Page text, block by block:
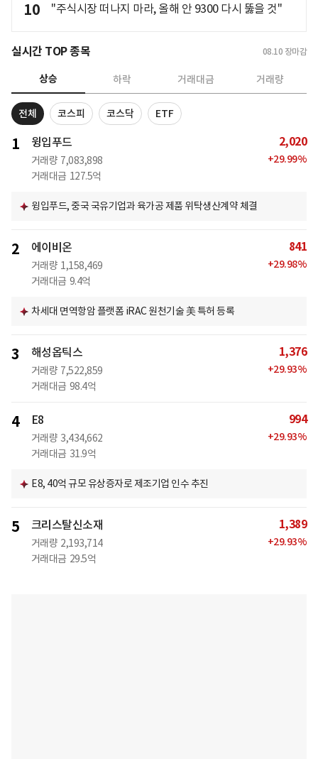
10 "주식시장 떠나지 마라, 올해 안 9300 다시 뚫을 것"
실시간 TOP 종목 08.10 장마감
상승 하락 거래대금 거래량
전체 코스피 코스닥 ETF
1 윙입푸드
거래량 7,083,898
거래대금 127.5억
2,020
+29.99%
윙입푸드, 중국 국유기업과 육가공 제품 위탁생산계약 체결
2 에이비온
거래량 1,158,469
거래대금 9.4억
841
+29.98%
차세대 면역항암 플랫폼 iRAC 원천기술 美 특허 등록
3 해성옵틱스
거래량 7,522,859
거래대금 98.4억
1,376
+29.93%
4 E8
거래량 3,434,662
거래대금 31.9억
994
+29.93%
E8, 40억 규모 유상증자로 제조기업 인수 추진
5 크리스탈신소재
거래량 2,193,714
거래대금 29.5억
1,389
+29.93%